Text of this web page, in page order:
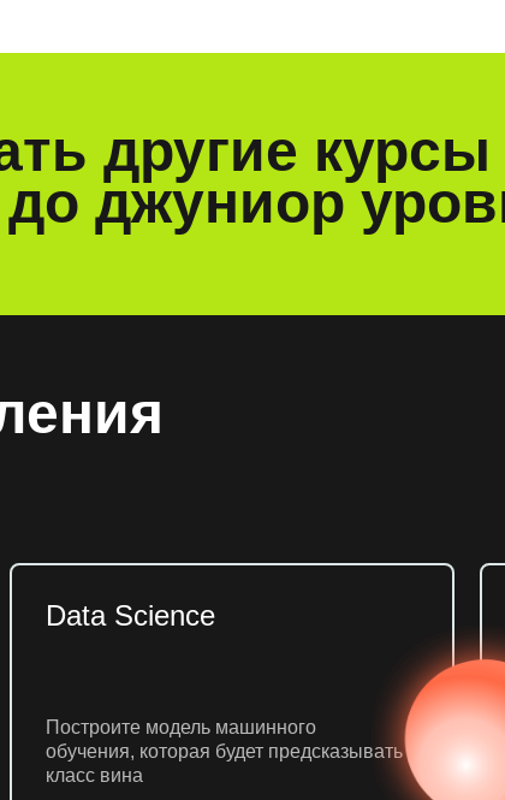
другие
джуниор
Data Science
Построите модель машинного
обучения, которая будет предсказывать
класс вина